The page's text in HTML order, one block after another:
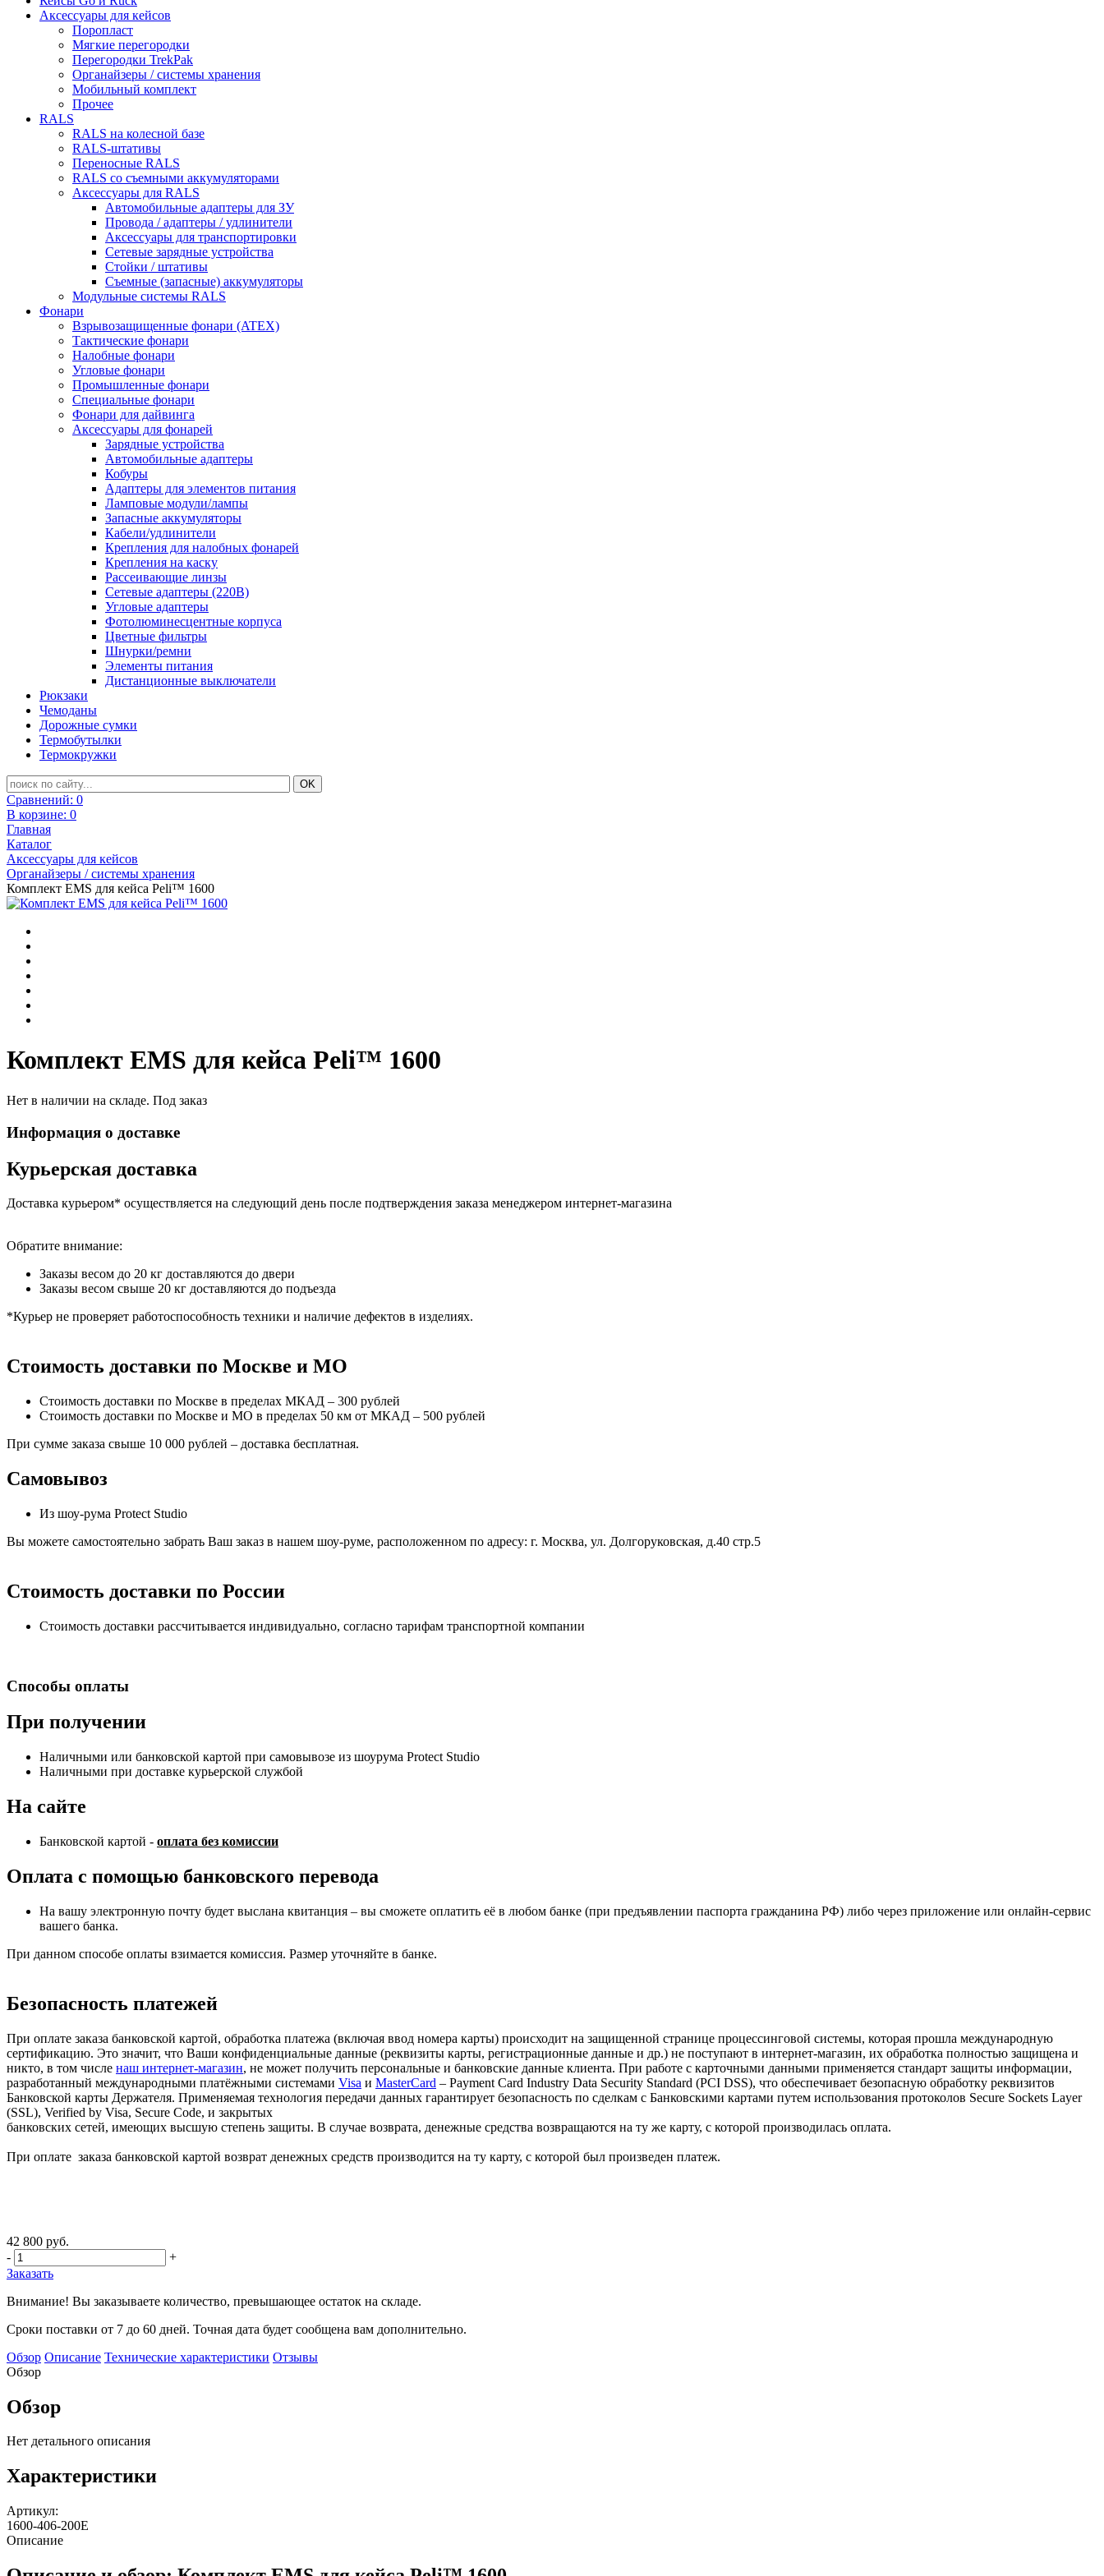
Аксессуары для кейсов
Поропласт
Мягкие перегородки
Перегородки TrekPak
Органайзеры / системы хранения
Мобильный комплект
Прочее
RALS
RALS на колесной базе
RALS-штативы
Переносные RALS
RALS со съемными аккумуляторами
Аксессуары для RALS
Автомобильные адаптеры для ЗУ
Провода / адаптеры / удлинители
Аксессуары для транспортировки
Сетевые зарядные устройства
Стойки / штативы
Съемные (запасные) аккумуляторы
Модульные системы RALS
Фонари
Взрывозащищенные фонари (ATEX)
Тактические фонари
Налобные фонари
Угловые фонари
Промышленные фонари
Специальные фонари
Фонари для дайвинга
Аксессуары для фонарей
Зарядные устройства
Автомобильные адаптеры
Кобуры
Адаптеры для элементов питания
Ламповые модули/лампы
Запасные аккумуляторы
Кабели/удлинители
Крепления для налобных фонарей
Крепления на каску
Рассеивающие линзы
Сетевые адаптеры (220В)
Угловые адаптеры
Фотолюминесцентные корпуса
Цветные фильтры
Шнурки/ремни
Элементы питания
Дистанционные выключатели
Рюкзаки
Чемоданы
Дорожные сумки
Термобутылки
Термокружки
Сравнений: 0
В корзине: 0
Главная
Каталог
Аксессуары для кейсов
Органайзеры / системы хранения
Комплект EMS для кейса Peli™ 1600
Комплект EMS для кейса Peli™ 1600
Нет в наличии на складе. Под заказ
Информация о доставке
Курьерская доставка
Доставка курьером* осуществляется на следующий день после подтверждения заказа менеджером интернет-магазина
Обратите внимание:
Заказы весом до 20 кг доставляются до двери
Заказы весом свыше 20 кг доставляются до подъезда
*Курьер не проверяет работоспособность техники и наличие дефектов в изделиях.
Стоимость доставки по Москве и МО
Стоимость доставки по Москве в пределах МКАД – 300 рублей
Стоимость доставки по Москве и МО в пределах 50 км от МКАД – 500 рублей
При сумме заказа свыше 10 000 рублей – доставка бесплатная.
Самовывоз
Из шоу-рума Protect Studio
Вы можете самостоятельно забрать Ваш заказ в нашем шоу-руме, расположенном по адресу: г. Москва, ул. Долгоруковская, д.40 стр.5
Стоимость доставки по России
Стоимость доставки рассчитывается индивидуально, согласно тарифам транспортной компании
Способы оплаты
При получении
Наличными или банковской картой при самовывозе из шоурума Protect Studio
Наличными при доставке курьерской службой
На сайте
Банковской картой - оплата без комиссии
Оплата с помощью банковского перевода
На вашу электронную почту будет выслана квитанция – вы сможете оплатить её в любом банке (при предъявлении паспорта гражданина РФ) либо через приложение или онлайн-сервис
вашего банка.
При данном способе оплаты взимается комиссия. Размер уточняйте в банке.
Безопасность платежей
При оплате заказа банковской картой, обработка платежа (включая ввод номера карты) происходит на защищенной странице процессинговой системы, которая прошла международную
сертификацию. Это значит, что Ваши конфиденциальные данные (реквизиты карты, регистрационные данные и др.) не поступают в интернет-магазин, их обработка полностью защищена и
никто, в том числе наш интернет-магазин, не может получить персональные и банковские данные клиента. При работе с карточными данными применяется стандарт защиты информации,
разработанный международными платёжными системами Visa и MasterCard – Payment Card Industry Data Security Standard (PCI DSS), что обеспечивает безопасную обработку реквизитов
Банковской карты Держателя. Применяемая технология передачи данных гарантирует безопасность по сделкам с Банковскими картами путем использования протоколов Secure Sockets Layer
(SSL), Verified by Visa, Secure Code, и закрытых
банковских сетей, имеющих высшую степень защиты. В случае возврата, денежные средства возвращаются на ту же карту, с которой производилась оплата.
При оплате заказа банковской картой возврат денежных средств производится на ту карту, с которой был произведен платеж.
42 800 руб.
-
+
Заказать
Внимание! Вы заказываете количество, превышающее остаток на складе.
Сроки поставки от 7 до 60 дней. Точная дата будет сообщена вам дополнительно.
Обзор Описание Технические характеристики Отзывы
Обзор
Обзор
Нет детального описания
Характеристики
Артикул:
1600-406-200E
Описание